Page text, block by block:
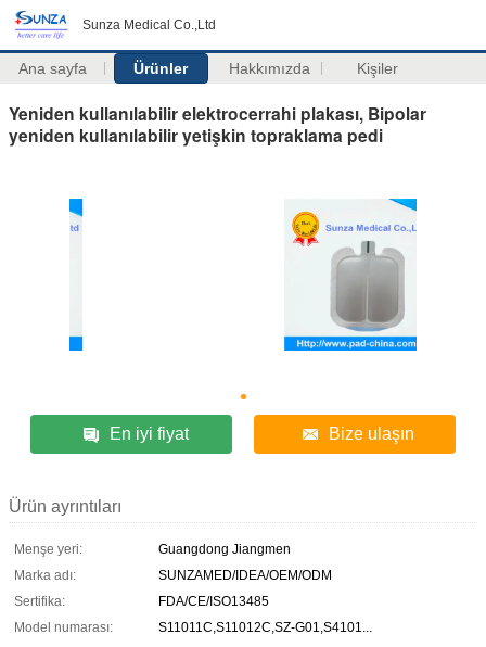
Sunza Medical Co.,Ltd
Ana sayfa Ürünler Hakkımızda Kişiler
Yeniden kullanılabilir elektrocerrahi plakası, Bipolar
yeniden kullanılabilir yetişkin topraklama pedi
En iyi fiyat Bize ulaşın
Ürün ayrıntıları
Menşe yeri:
Guangdong Jiangmen
Marka adı:
SUNZAMED/IDEA/OEM/ODM
Sertifika:
FDA/CE/ISO13485
Model numarası:
S11011C,S11012C,SZ-G01,S4101...